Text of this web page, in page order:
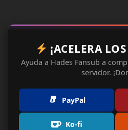
¡ACELERA
Ayuda a Hades Fansub a
servidor.
PayPal
Ko-fi